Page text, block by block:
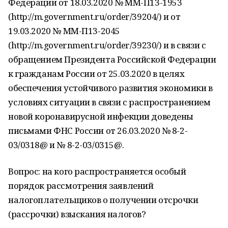
(http://m.government.ru/order/39204/) и от
19.03.2020 № ММ-П13-2045
(http://m.government.ru/order/39230/) и в связи с
обращением Президента Российской Федерации
к гражданам России от 25.03.2020 в целях
обеспечения устойчивого развития экономики в
условиях ситуации в связи с распространением
новой коронавирусной инфекции доведены
письмами ФНС России от 26.03.2020 № 8-2-
03/0318@ и № 8-2-03/0315@.
Вопрос: на кого распространяется особый
порядок рассмотрения заявлений
налогоплательщиков о получении отсрочки
(рассрочки) взыскания налогов?